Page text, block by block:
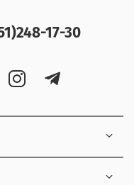
17-30